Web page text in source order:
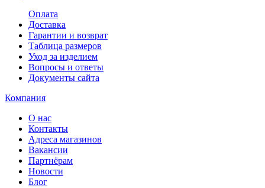
Оплата
Доставка
Гарантии и возврат
Таблица размеров
Уход за изделием
Вопросы и ответы
Документы сайта
Компания
О нас
Контакты
Адреса магазинов
Вакансии
Партнёрам
Новости
Блог